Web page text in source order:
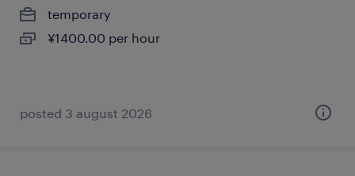
temporary
¥1400.00 per hour
posted 3 august 2026